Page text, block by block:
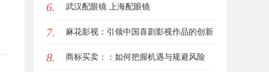
女生的气质加分项
6. 武汉配眼镜 上海配眼镜
7. 麻花影视：引领中国喜剧影视作品的创新
与发展之路
8. 商标买卖：：如何把握机遇与规避风险